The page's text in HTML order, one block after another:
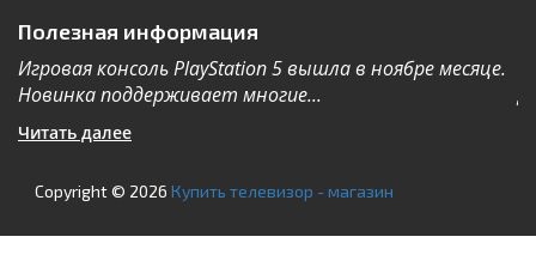
Полезная информация
Игровая консоль PlayStation 5 вышла в ноябре месяце.
Новинка поддерживает многие...
Читать далее
Copyright © 2026 Купить телевизор - магазин